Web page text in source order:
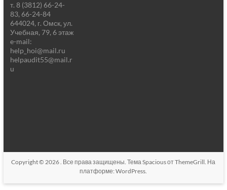
т. 8 (3812) 66-24-
83, 66-24-84
644024, г. Омск, ул.
Учебная, 79, 6 этаж
e-mail:
help_hoi@mail.ru
helpaudit55@mail.r
u
Copyright © 2026. Все права защищены. ТемаSpaciousот ThemeGrill. На
платформе:WordPress.